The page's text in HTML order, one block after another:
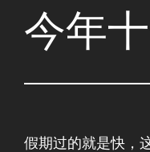
今年
假期过的就是快，